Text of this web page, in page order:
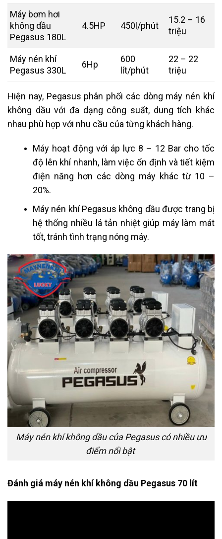
Máy bơm hơi
không dầu
Pegasus 180L
4.5HP 450l/phút
15.2 – 16
triệu
Máy nén khí
Pegasus 330L
6Hp
600
lít/phút
22 – 22
triệu
Hiện nay, Pegasus phân phối các dòng máy nén khí
không dầu với đa dạng công suất, dung tích khác
nhau phù hợp với nhu cầu của từng khách hàng.
Máy hoạt động với áp lực 8 – 12 Bar cho tốc
độ lên khí nhanh, làm việc ổn định và tiết kiệm
điện năng hơn các dòng máy khác từ 10 –
20%.
Máy nén khí Pegasus không dầu được trang bị
hệ thống nhiều lá tản nhiệt giúp máy làm mát
tốt, tránh tình trạng nóng máy.
Máy nén khí không dầu của Pegasus có nhiều ưu
điểm nổi bật
Đánh giá máy nén khí không dầu Pegasus 70 lít